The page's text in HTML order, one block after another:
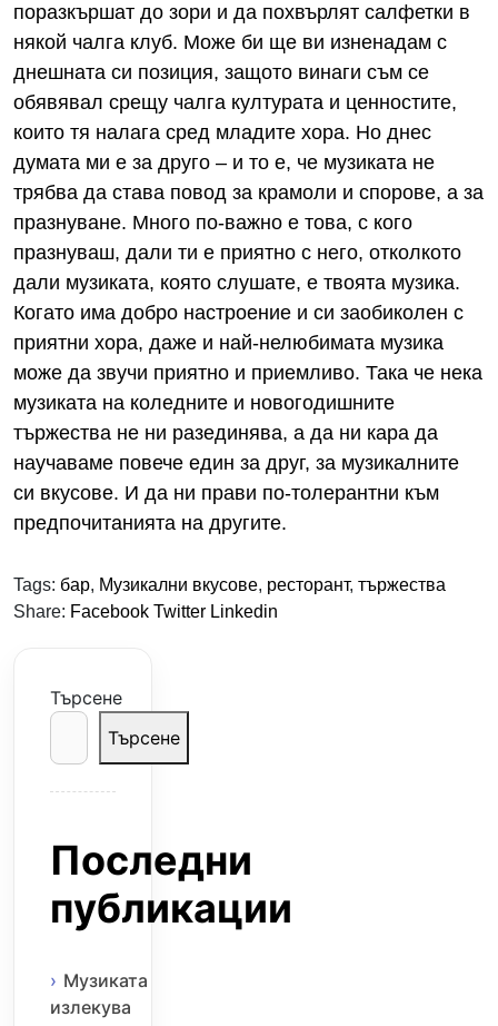
поразкършат до зори и да похвърлят салфетки в
някой чалга клуб. Може би ще ви изненадам с
днешната си позиция, защото винаги съм се
обявявал срещу чалга културата и ценностите,
които тя налага сред младите хора. Но днес
думата ми е за друго – и то е, че музиката не
трябва да става повод за крамоли и спорове, а за
празнуване. Много по-важно е това, с кого
празнуваш, дали ти е приятно с него, отколкото
дали музиката, която слушате, е твоята музика.
Когато има добро настроение и си заобиколен с
приятни хора, даже и най-нелюбимата музика
може да звучи приятно и приемливо. Така че нека
музиката на коледните и новогодишните
тържества не ни разединява, а да ни кара да
научаваме повече един за друг, за музикалните
си вкусове. И да ни прави по-толерантни към
предпочитанията на другите.
Tags: бар, Музикални вкусове, ресторант, тържества
Share: Facebook Twitter Linkedin
Търсене
Търсене
Последни
публикации
Музиката
излекува